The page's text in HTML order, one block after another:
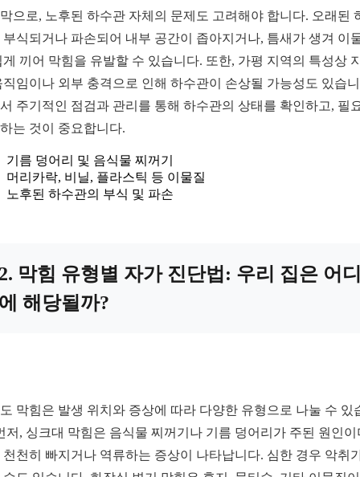
으로, 노후된 하수관 자체의 문제도 고려해야 합니다. 오래된
부식되거나 파손되어 내부 공간이 좁아지거나, 틈새가 생겨 이
게 끼어 막힘을 유발할 수 있습니다. 또한, 가평 지역의 특성상
직임이나 외부 충격으로 인해 하수관이 손상될 가능성도 있습
주기적인 점검과 관리를 통해 하수관의 상태를 확인하고, 필
는 것이 중요합니다.
기름 덩어리 및 음식물 찌꺼기
머리카락, 비닐, 플라스틱 등 이물질
노후된 하수관의 부식 및 파손
막힘 유형별 자가 진단법: 우리 집은 어
해당될까?
막힘은 발생 위치와 증상에 따라 다양한 유형으로 나눌 수 있
저, 싱크대 막힘은 음식물 찌꺼기나 기름 덩어리가 주된 원인이
천천히 빠지거나 역류하는 증상이 나타납니다. 심한 경우 악취